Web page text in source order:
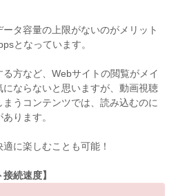
タ容量の上限がないのがメリット
となっています。
方など、Webサイトの閲覧がメイ
ならないと思いますが、動画視聴
うコンテンツでは、読み込むのに
ります。
に楽しむことも可能！
続速度】